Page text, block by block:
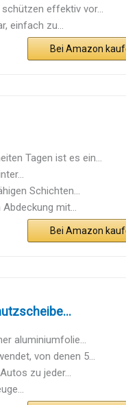
schützen effektiv vor...
einfach zu...
Bei Amazon
Tagen ist es ein...
Schichten...
mit...
Bei Amazon
aluminiumfolie...
von denen 5...
zu jeder...